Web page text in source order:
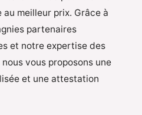
meilleur prix. Grâce à
partenaires
et notre expertise des
vous proposons une
et une attestation